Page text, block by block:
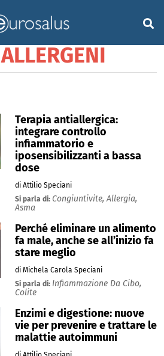
ALLERGENI
Terapia antiallergica:
integrare controllo
infiammatorio e
iposensibilizzanti a bassa
dose
di Attilio Speciani
Si parla di: Congiuntivite,Allergia,
Asma
Perché eliminare un alimento
fa male, anche se all’inizio fa
stare meglio
di Michela Carola Speciani
Si parla di: Infiammazione Da Cibo,
Colite
Enzimi e digestione: nuove
vie per prevenire e trattare le
malattie autoimmuni